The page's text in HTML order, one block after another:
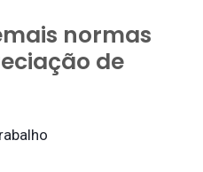
normas
de